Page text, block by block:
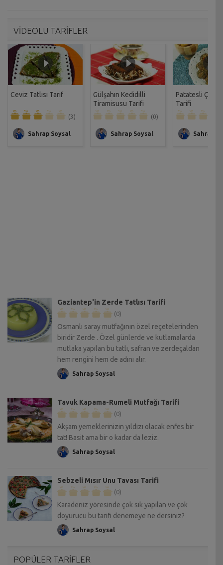
VİDEOLU TARİFLER
Ceviz Tatlısı Tarif
(3)
Sahrap Soysal
Gülşahın Kedidilli
Tiramisusu Tarifi
(0)
Sahrap Soysal
Patatesli Çıtır
Tarifi
Sahrap
Gaziantep'in Zerde Tatlısı Tarifi
(0)
Osmanlı saray mutfağının özel reçetelerinden
biridir Zerde . Özel günlerde ve kutlamalarda
mutlaka yapılan bu tatlı, safran ve zerdeçaldan
hem rengini hem de adını alır.
Sahrap Soysal
Tavuk Kapama-Rumeli Mutfağı Tarifi
(0)
Akşam yemeklerinizin yıldızı olacak enfes bir
tat! Basit ama bir o kadar da leziz.
Sahrap Soysal
Sebzeli Mısır Unu Tavası Tarifi
(0)
Karadeniz yöresinde çok sık yapılan ve çok
doyurucu bu tarifi denemeye ne dersiniz?
Sahrap Soysal
POPÜLER TARİFLER